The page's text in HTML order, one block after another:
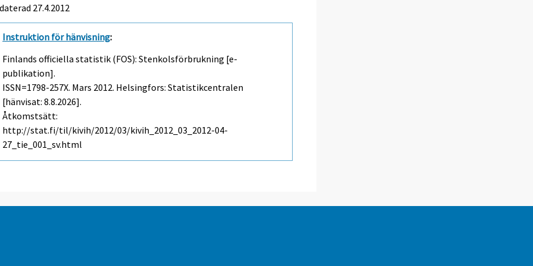
27.4.2012
Instruktion för hänvisning:
Finlands officiella statistik (FOS): Stenkolsförbrukning [e-
publikation].
ISSN=1798-257X. Mars 2012. Helsingfors: Statistikcentralen
[hänvisat: 8.8.2026].
Åtkomstsätt:
http://stat.fi/til/kivih/2012/03/kivih_2012_03_2012-04-
27_tie_001_sv.html